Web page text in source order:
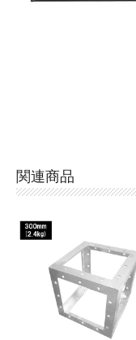
関連商品